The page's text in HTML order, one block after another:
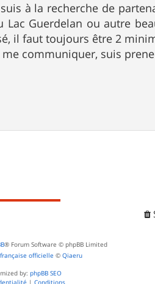
suis à la recherche de
Lac Guerdelan ou autre
il faut toujours être 2
communiquer, suis
® Forum Software © phpBB Limited
officielle © Qiaeru
by: phpBB SEO